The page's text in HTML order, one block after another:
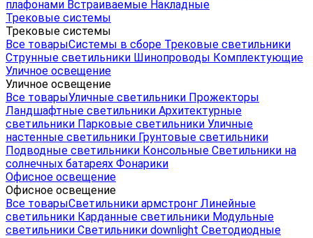
плафонами Встраиваемые Накладные
Трековые системы
Трековые системы
Все товарыСистемы в сборе Трековые светильники
Струнные светильники Шинопроводы Комплектующие
Уличное освещение
Уличное освещение
Все товарыУличные светильники Прожекторы
Ландшафтные светильники Архитектурные
светильники Парковые светильники Уличные
настенные светильники Грунтовые светильники
Подводные светильники Консольные Светильники на
солнечных батареях Фонарики
Офисное освещение
Офисное освещение
Все товарыСветильники армстронг Линейные
светильники Карданные светильники Модульные
светильники Светильники downlight Светодиодные